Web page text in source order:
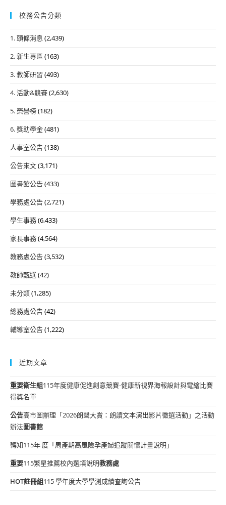
校務公告分類
1. 頭條消息 (2,439)
2. 新生專區 (163)
3. 教師研習 (493)
4. 活動&競賽(2,630)
5. 榮譽榜(182)
6. 獎助學金(481)
人事室公告(138)
公告來文(3,171)
圖書館公告(433)
學務處公告(2,721)
學生事務(6,433)
家長事務(4,564)
教務處公告(3,532)
教師甄選(42)
未分類(1,285)
總務處公告(42)
輔導室公告(1,222)
近期文章
重要衛生組115年度健康促進創意競賽-健康新視界海報設計與電繪比賽
得獎名單
公告高市圖辦理「2026朗聲大賞：朗讀文本演出影片徵選活動」之活動
辦法圖書館
轉知115年 度「周產期高風險孕產婦追蹤關懷計畫說明」
重要115繁星推薦校內選填說明教務處
HOT註冊組115 學年度大學學測成績查詢公告